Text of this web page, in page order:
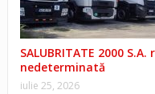
SALUBRITATE 2000
nedeterminată
iulie 25, 2026